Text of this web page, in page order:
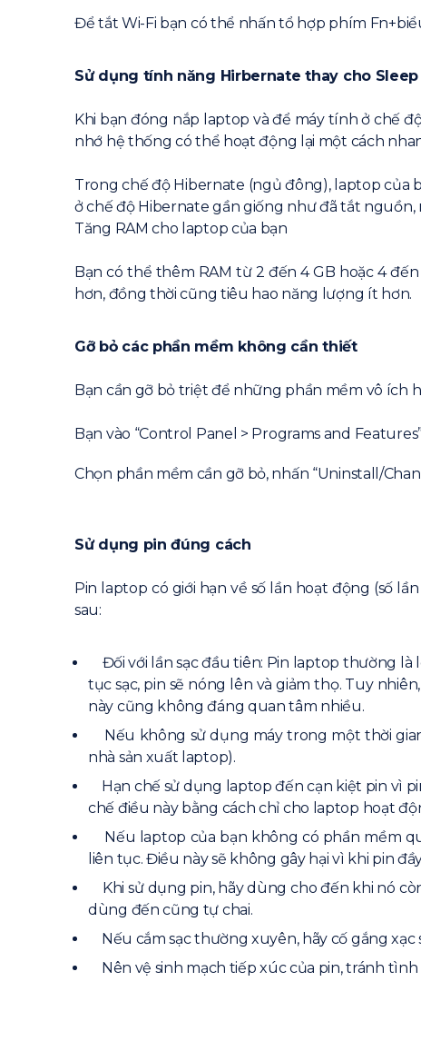
Để tắt Wi-Fi bạn có thể nhấn tổ hợp phím
Sử dụng tính năng Hirbernate thay cho Sleep
Khi bạn đóng nắp laptop và để máy tính ở chế
nhớ hệ thống có thể hoạt động lại một cách
Trong chế độ Hibernate (ngủ đông), laptop của
ở chế độ Hibernate gần giống như đã tắt
Tăng RAM cho laptop của bạn
Bạn có thể thêm RAM từ 2 đến 4 GB hoặc 4
hơn, đồng thời cũng tiêu hao năng lượng ít hơn.
Gỡ bỏ các phần mềm không cần thiết
Bạn cần gỡ bỏ triệt để những phần mềm vô
Bạn vào “Control Panel > Programs and
Chọn phần mềm cần gỡ bỏ, nhấn “Uninstall/
Sử dụng pin đúng cách
Pin laptop có giới hạn về số lần hoạt động (số
sau:
Đối với lần sạc đầu tiên: Pin laptop thường là
tục sạc, pin sẽ nóng lên và giảm thọ. Tuy
này cũng không đáng quan tâm nhiều.
Nếu không sử dụng máy trong một thời
nhà sản xuất laptop).
Hạn chế sử dụng laptop đến cạn kiệt pin vì
chế điều này bằng cách chỉ cho laptop hoạt
Nếu laptop của bạn không có phần mềm
liên tục. Điều này sẽ không gây hại vì khi pin
Khi sử dụng pin, hãy dùng cho đến khi nó
dùng đến cũng tự chai.
Nếu cắm sạc thường xuyên, hãy cố gắng
Nên vệ sinh mạch tiếp xúc của pin, tránh